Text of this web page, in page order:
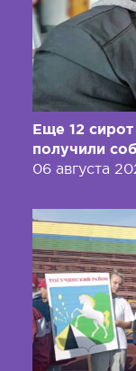
Еще 12
получили
06 августа